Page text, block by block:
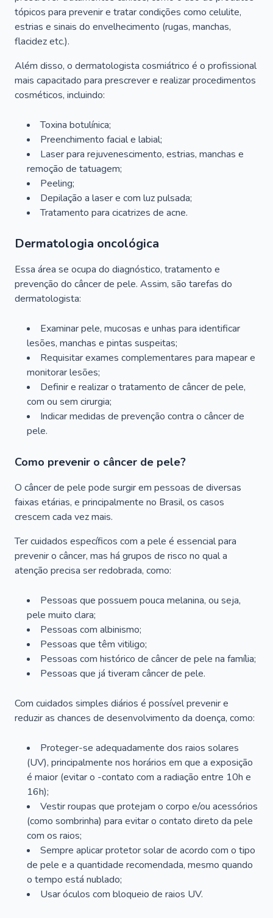
tópicos para prevenir e tratar condições como celulite,
estrias e sinais do envelhecimento (rugas, manchas,
flacidez etc.).
Além disso, o dermatologista cosmiátrico é o profissional
mais capacitado para prescrever e realizar procedimentos
cosméticos, incluindo:
Toxina botulínica;
Preenchimento facial e labial;
Laser para rejuvenescimento, estrias, manchas e
remoção de tatuagem;
Peeling;
Depilação a laser e com luz pulsada;
Tratamento para cicatrizes de acne.
Dermatologia oncológica
Essa área se ocupa do diagnóstico, tratamento e
prevenção do câncer de pele. Assim, são tarefas do
dermatologista:
Examinar pele, mucosas e unhas para identificar
lesões, manchas e pintas suspeitas;
Requisitar exames complementares para mapear e
monitorar lesões;
Definir e realizar o tratamento de câncer de pele,
com ou sem cirurgia;
Indicar medidas de prevenção contra o câncer de
pele.
Como prevenir o câncer de pele?
O câncer de pele pode surgir em pessoas de diversas
faixas etárias, e principalmente no Brasil, os casos
crescem cada vez mais.
Ter cuidados específicos com a pele é essencial para
prevenir o câncer, mas há grupos de risco no qual a
atenção precisa ser redobrada, como:
Pessoas que possuem pouca melanina, ou seja,
pele muito clara;
Pessoas com albinismo;
Pessoas que têm vitiligo;
Pessoas com histórico de câncer de pele na família;
Pessoas que já tiveram câncer de pele.
Com cuidados simples diários é possível prevenir e
reduzir as chances de desenvolvimento da doença, como:
Proteger-se adequadamente dos raios solares
(UV), principalmente nos horários em que a exposição
é maior (evitar o -contato com a radiação entre 10h e
16h);
Vestir roupas que protejam o corpo e/ou acessórios
(como sombrinha) para evitar o contato direto da pele
com os raios;
Sempre aplicar protetor solar de acordo com o tipo
de pele e a quantidade recomendada, mesmo quando
o tempo está nublado;
Usar óculos com bloqueio de raios UV.